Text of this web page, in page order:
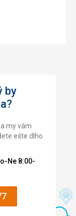
celkem
jídlo neustále
o 10ti patrech
dny
jsme často
pomocou
by
my vám
ešte dlho
Ne 8:00-